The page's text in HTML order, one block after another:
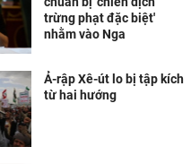
trừng phạt đặc biệt'
nhằm vào Nga
Ả-rập Xê-út lo bị tập kích
từ hai hướng